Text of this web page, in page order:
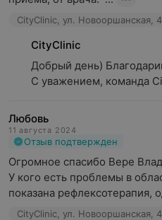
CityClinic, ул. Новооршанская, 4
CityClinic
Добрый день)
С уважением, команда
Любовь
11 августа 2024
Отзыв подтвержден
Огромное спасибо Вере
У кого есть проблемы в
показана рефлексотерапия,
CityClinic, ул. Новооршанская, 4